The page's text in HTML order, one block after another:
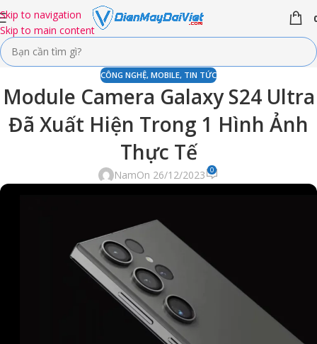
Skip to navigation
Skip to main content
CÔNG NGHỆ, MOBILE, TIN TỨC
Module Camera Galaxy S24 Ultra
Đã Xuất Hiện Trong 1 Hình Ảnh
Thực Tế
NamOn 26/12/2023 0